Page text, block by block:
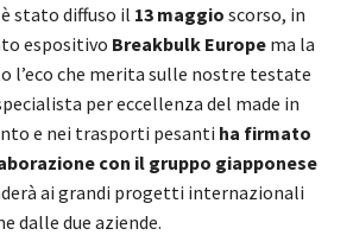
è stato diffuso il 13 maggio scorso, in
espositivo Breakbulk Europe ma la
l’eco che merita sulle nostre testate
per eccellenza del made in
e nei trasporti pesanti ha firmato
con il gruppo giapponese
ai grandi progetti internazionali
dalle due aziende.